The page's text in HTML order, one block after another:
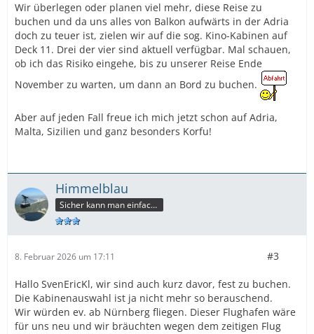
Wir überlegen oder planen viel mehr, diese Reise zu
buchen und da uns alles von Balkon aufwärts in der Adria
doch zu teuer ist, zielen wir auf die sog. Kino-Kabinen auf
Deck 11. Drei der vier sind aktuell verfügbar. Mal schauen,
ob ich das Risiko eingehe, bis zu unserer Reise Ende
November zu warten, um dann an Bord zu buchen.
Aber auf jeden Fall freue ich mich jetzt schon auf Adria,
Malta, Sizilien und ganz besonders Korfu!
Himmelblau
Sicher kann man einfacher reisen,aber dann würden wir einiges verpassen.
8. Februar 2026 um 17:11 #3
Hallo SvenEricKl, wir sind auch kurz davor, fest zu buchen.
Die Kabinenauswahl ist ja nicht mehr so berauschend.
Wir würden ev. ab Nürnberg fliegen. Dieser Flughafen wäre
für uns neu und wir bräuchten wegen dem zeitigen Flug